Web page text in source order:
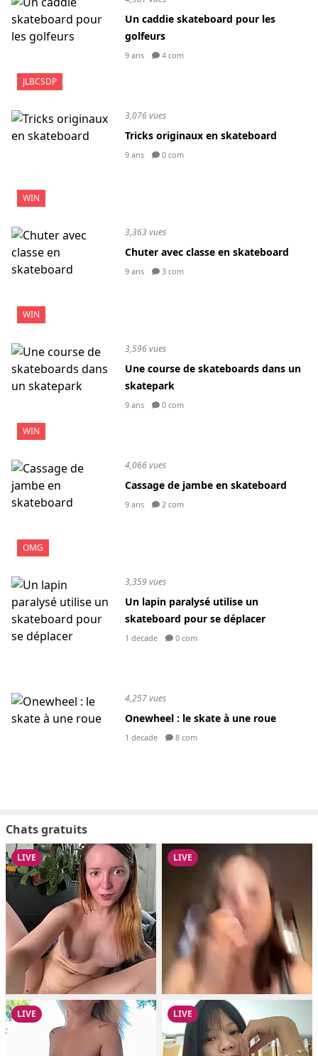
JLBCSDP
Un caddie skateboard pour les
golfeurs
9 ans 4 com
WIN
3,076 vues
Tricks originaux en skateboard
9 ans 0 com
WIN
3,363 vues
Chuter avec classe en skateboard
9 ans 3 com
WIN
3,596 vues
Une course de skateboards dans un
skatepark
9 ans 0 com
OMG
4,066 vues
Cassage de jambe en skateboard
9 ans 2 com
3,359 vues
Un lapin paralysé utilise un
skateboard pour se déplacer
1 decade 0 com
4,257 vues
Onewheel : le skate à une roue
1 decade 8 com
Chats gratuits